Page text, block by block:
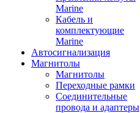
Marine
Кабель и
комплектующие
Marine
Автосигнализация
Магнитолы
Магнитолы
Переходные рамки
Соединительные
провода и адаптеры